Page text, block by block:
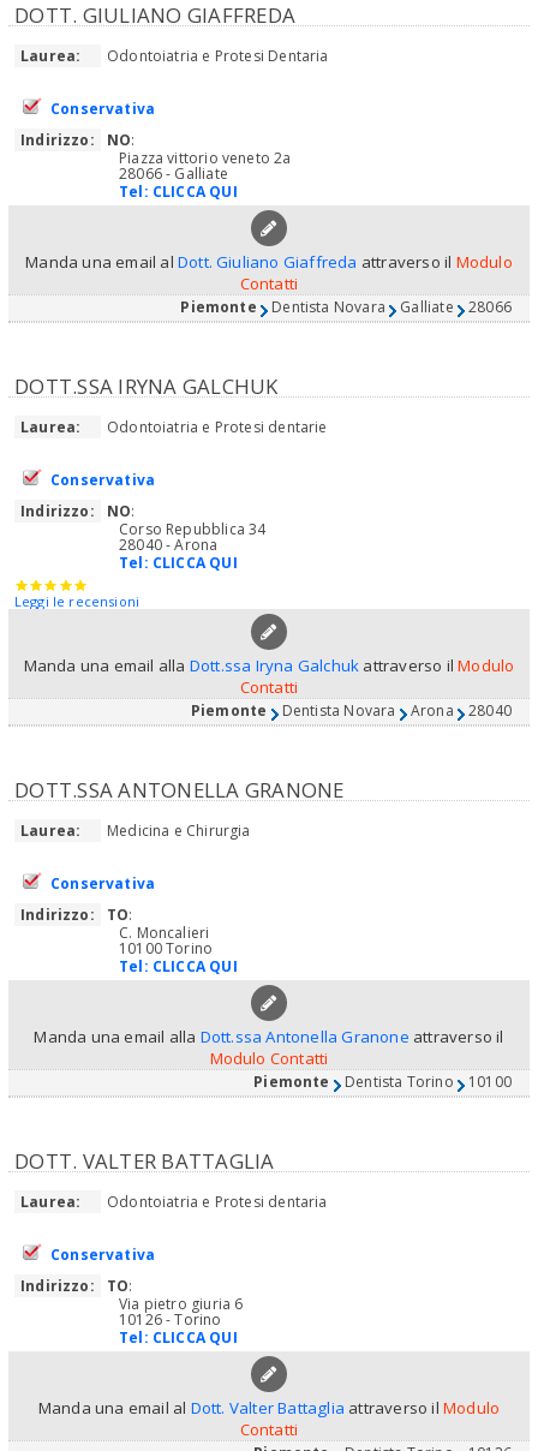
DOTT. GIULIANO GIAFFREDA
Laurea: Odontoiatria e Protesi Dentaria
Conservativa
Indirizzo:
NO:
Piazza vittorio veneto 2a
28066 - Galliate
Tel: CLICCA QUI
Manda una email al Dott. Giuliano Giaffreda attraverso il Modulo
Contatti
Piemonte Dentista Novara Galliate 28066
DOTT.SSA IRYNA GALCHUK
Laurea: Odontoiatria e Protesi dentarie
Conservativa
Indirizzo:
NO:
Corso Repubblica 34
28040 - Arona
Tel: CLICCA QUI
Leggi le recensioni
Manda una email alla Dott.ssa Iryna Galchuk attraverso ilModulo
Contatti
Piemonte Dentista Novara Arona 28040
DOTT.SSA ANTONELLA GRANONE
Laurea: Medicina e Chirurgia
Conservativa
Indirizzo:
TO:
C. Moncalieri
10100 Torino
Tel: CLICCA QUI
Manda una email alla Dott.ssa Antonella Granone attraverso il
Modulo Contatti
Piemonte Dentista Torino 10100
DOTT. VALTER BATTAGLIA
Laurea: Odontoiatria e Protesi dentaria
Conservativa
Indirizzo:
TO:
Via pietro giuria 6
10126 - Torino
Tel: CLICCA QUI
Manda una email al Dott. Valter Battaglia attraverso il Modulo
Contatti